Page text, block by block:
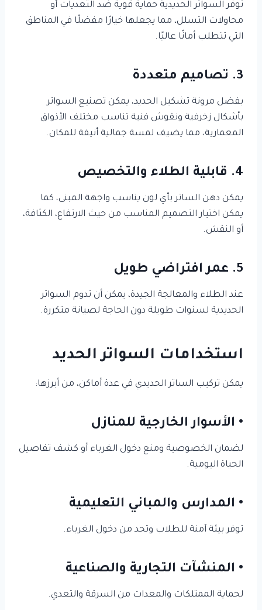
توفر السواتر الحديدية حماية قوية ضد التعديات أو
محاولات التسلل، مما يجعلها خيارًا مفضلًا في المناطق
التي تتطلب أمانًا عاليًا.
3. تصاميم متعددة
بفضل مرونة تشكيل الحديد، يمكن تصنيع السواتر
بأشكال زخرفية ونقوش فنية تناسب مختلف الأذواق
المعمارية، مما يضيف لمسة جمالية أنيقة للمكان.
4. قابلية الطلاء والتخصيص
يمكن دهن الساتر بأي لون يناسب واجهة المبنى، كما
يمكن اختيار التصميم المناسب من حيث الارتفاع، الكثافة،
أو النقش.
5. عمر افتراضي طويل
عند الطلاء والمعالجة الجيدة، يمكن أن تدوم السواتر
الحديدية لسنوات طويلة دون الحاجة لصيانة متكررة.
استخدامات السواتر الحديد
يمكن تركيب الساتر الحديدي في عدة أماكن، من أبرزها:
• الأسوار الخارجية للمنازل
لضمان الخصوصية ومنع دخول الغرباء أو كشف تفاصيل
الحياة اليومية.
• المدارس والمباني التعليمية
توفر بيئة آمنة للطلاب وتحد من دخول الغرباء.
• المنشآت التجارية والصناعية
لحماية الممتلكات والمعدات من السرقة والتعدي.